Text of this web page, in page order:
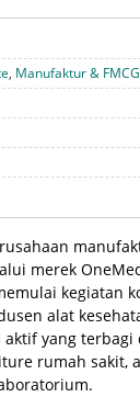
, Manufaktur & FMCG
merek
kegiatan
alat
yang
rumah sakit,